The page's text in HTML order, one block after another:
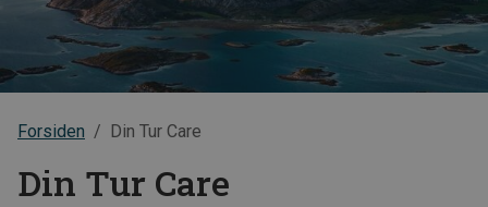
Forsiden Din Tur Care
Din Tur Care